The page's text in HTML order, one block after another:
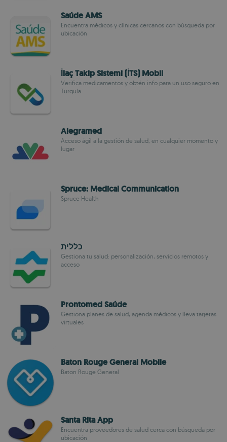
Saúde AMS
Encuentra médicos y clínicas cercanos con búsqueda por
ubicación
İlaç Takip Sistemi (İTS) Mobil
Verifica medicamentos y obtén info para un uso seguro en
Turquía
Alegramed
Acceso ágil a la gestión de salud, en cualquier momento y
lugar
Spruce: Medical Communication
Spruce Health
כללית
Gestiona tu salud: personalización, servicios remotos y
acceso
Prontomed Saúde
Gestiona planes de salud, agenda médicos y lleva tarjetas
virtuales
Baton Rouge General Mobile
Baton Rouge General
Santa Rita App
Encuentra proveedores de salud cerca con búsqueda por
ubicación